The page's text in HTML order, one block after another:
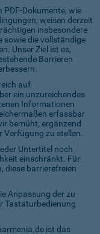
Dokumente, wie
weisen derzeit
insbesondere
sowie die vollständige
Unser Ziel ist es,
Barrieren
auf
ein unzureichendes
Informationen
erfassbar
bemüht, ergänzend
Verfügung zu stellen.
Untertitel noch
einschränkt. Für
diese barrierefreien
Anpassung der zu
Tastaturbedienung
ist das